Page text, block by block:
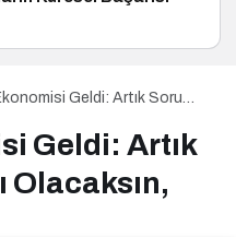
Geldi: Artık Soru
Geldi: Artık
Olacaksın,